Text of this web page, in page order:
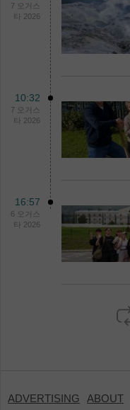
7 오거스
타 2026
10:32
7 오거스
타 2026
16:57
6 오거스
타 2026
ADVERTISING ABOUT